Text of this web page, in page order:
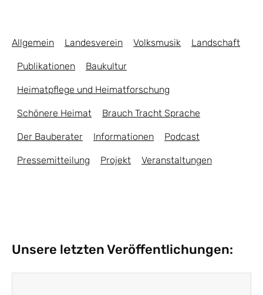
Allgemein Landesverein Volksmusik Landschaft
Publikationen Baukultur
Heimatpflege und Heimatforschung
Schönere Heimat Brauch Tracht Sprache
Der Bauberater Informationen Podcast
Pressemitteilung Projekt Veranstaltungen
Unsere letzten Veröffentlichungen: